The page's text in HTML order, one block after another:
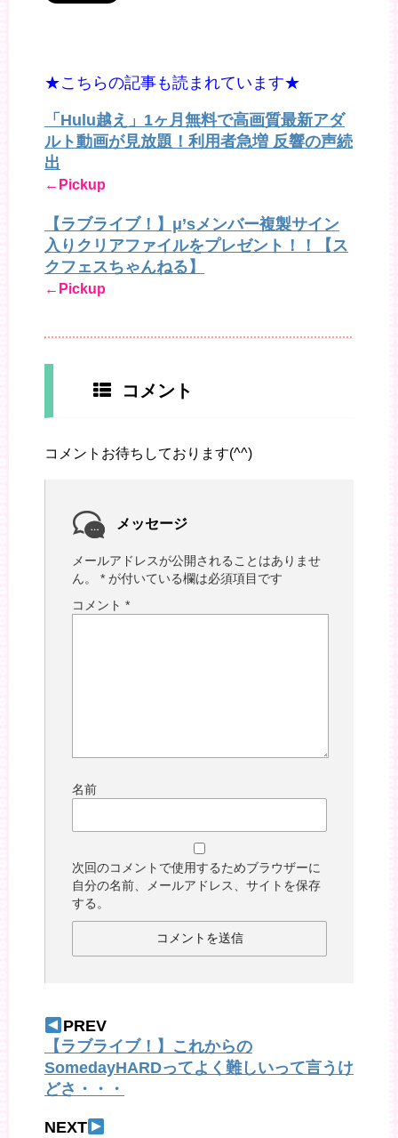
★こちらの記事も読まれています★
「Hulu越え」1ヶ月無料で高画質最新アダ
ルト動画が見放題！利用者急増 反響の声続
出
←Pickup
【ラブライブ！】μ’sメンバー複製サイン
入りクリアファイルをプレゼント！！【ス
クフェスちゃんねる】
←Pickup
コメント
コメントお待ちしております(^^)
メッセージ
メールアドレスが公開されることはありませ
ん。
* が付いている欄は必須項目です
コメント *
名前
次回のコメントで使用するためブラウザーに
自分の名前、メールアドレス、サイトを保存
する。
PREV
【ラブライブ！】これからの
SomedayHARDってよく難しいって言うけ
どさ・・・
NEXT